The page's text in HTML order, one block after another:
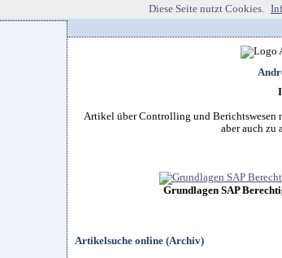
Artikel über Controlling und Berichtswesen
aber auch zu
Grundlagen SAP
Artikelsuche online (Archiv)
Diese Seite nutzt Cookies.